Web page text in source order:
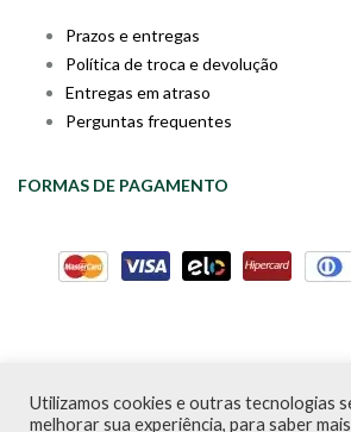
Prazos e entregas
Política de troca e devolução
Entregas em atraso
Perguntas frequentes
FORMAS DE PAGAMENTO
Livraria da Cartola © Desde 2020 | CNPJ:
Utilizamos cookies e outras tecnologias
melhorar sua experiência, para saber